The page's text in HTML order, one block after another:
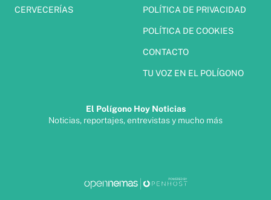
CERVECERÍAS POLÍTICA DE PRIVACIDAD
POLÍTICA DE COOKIES
CONTACTO
TU VOZ EN EL POLÍGONO
El Polígono Hoy Noticias
Noticias, reportajes, entrevistas y mucho más